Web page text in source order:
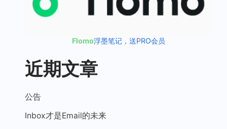
Flomo浮墨笔记，送PRO会员
近期文章
公告
Inbox才是Email的未来